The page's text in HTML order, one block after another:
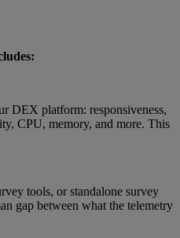
DEX platform: responsiveness,
CPU, memory, and more. This
tools, or standalone survey
gap between what the telemetry